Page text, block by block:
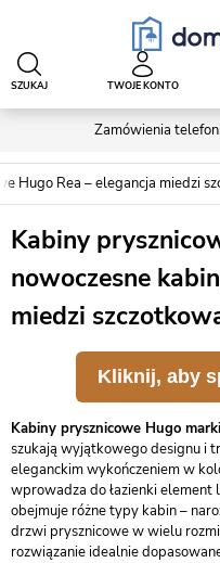
Zamówienia
SZUKAJ TWOJE KONTO
Hugo Rea – elegancja miedzi
Kabiny
nowoczesne
miedzi
Kliknij, aby
Kabiny prysznicowe Hugo
szukają wyjątkowego designu i
eleganckim wykończeniem w
wprowadza do łazienki element
obejmuje różne typy kabin –
drzwi prysznicowe w wielu
rozwiązanie idealnie